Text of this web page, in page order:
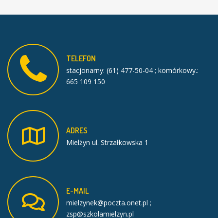
TELEFON
stacjonarny: (61) 477-50-04 ; komórkowy.:
665 109 150
ADRES
Mielżyn ul. Strzałkowska 1
E-MAIL
mielzynek@poczta.onet.pl ;
zsp@szkolamielzyn.pl